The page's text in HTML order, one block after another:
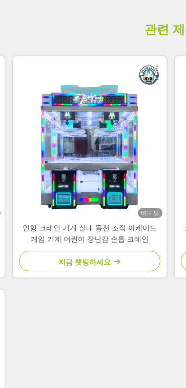
관련
비디오
인형 크레인 기계 실내 동전 조작 아케이드
게임 기계 어린이 장난감 손톱 크레인
지금 챗팅하세요